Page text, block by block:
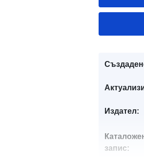
Издател:
запис: